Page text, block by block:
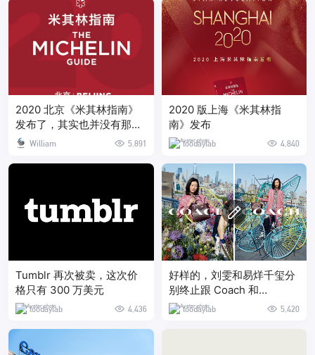
2020 北京《米其林指南》
发布了，其实也并没有那么
糟 William 5,891
2020 版上海《米其林指
南》发布
toodaylab 4,840
Tumblr 再次被卖，这次价
格只有 300 万美元
toodaylab 4,436
好样的，刘雯和易烊千玺分
别终止跟 Coach 和
GIVENCHY 的合作了
toodaylab 5,420